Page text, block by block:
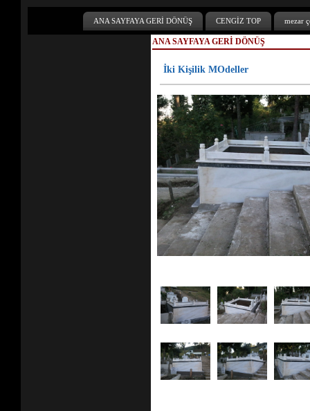
ANA SAYFAYA GERİ DÖNÜŞ CENGİZ TOP mezar
ANA SAYFAYA GERİ DÖNÜŞ
İki Kişilik MOdeller